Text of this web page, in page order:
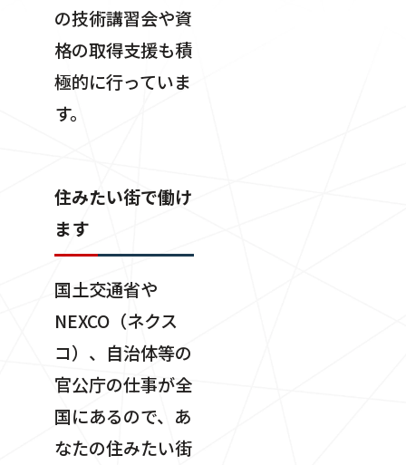
の技術講習会や資
格の取得支援も積
極的に行っていま
す。
住みたい街で働け
ます
国土交通省や
NEXCO（ネクス
コ）、自治体等の
官公庁の仕事が全
国にあるので、あ
なたの住みたい街